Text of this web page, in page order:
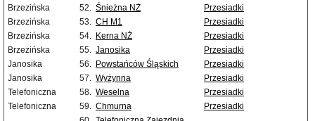
Brzezińska 52. Śnieżna NŻ
Przesiadki
Brzezińska
53. CH M1
Przesiadki
Brzezińska
54. Kerna NŻ
Przesiadki
Brzezińska
55. Janosika
Przesiadki
Janosika
56. Powstańców Śląskich
Przesiadki
Janosika
57. Wyżynna
Przesiadki
Telefoniczna
58. Weselna
Przesiadki
Telefoniczna
59. Chmurna
Przesiadki